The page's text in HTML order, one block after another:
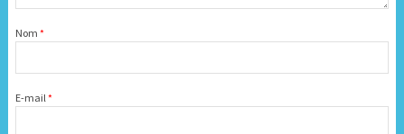
Nom *
E-mail *